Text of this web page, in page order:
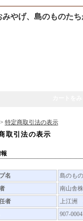
やげ、島のものたち
特定商取引法の表示
取引法の表示
名
島のも
南山舎
者
上江洲
907-